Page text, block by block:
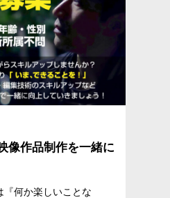
像作品制作を一緒に
『何か楽しいことな